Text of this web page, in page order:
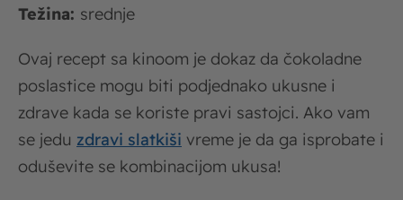
Težina: srednje
Ovaj recept sa kinoom je dokaz da čokoladne
poslastice mogu biti podjednako ukusne i
zdrave kada se koriste pravi sastojci. Ako vam
se jedu zdravi slatkiši vreme je da ga isprobate i
oduševite se kombinacijom ukusa!